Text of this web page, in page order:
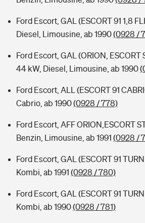
Ford Escort, GAL (ESCORT 91 1,8
Diesel, Limousine, ab 1990(0928 /
Ford Escort, GAL (ORION, ESCORT
44 kW, Diesel, Limousine, ab 1990
Ford Escort, ALL (ESCORT 91
Cabrio, ab 1990(0928 / 778)
Ford Escort, AFF ORION,ESCORT
Benzin, Limousine, ab 1991 (0928 /
Ford Escort, GAL (ESCORT 91
Kombi, ab 1991 (0928 / 780)
Ford Escort, GAL (ESCORT 91
Kombi, ab 1990(0928 / 781)